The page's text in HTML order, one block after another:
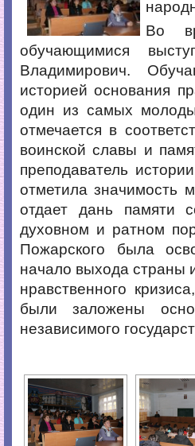
Во
обучающимися
Владимирович.
историей основания
один из самых
отмечается в
воинской славы и
преподаватель
отметила значимость
отдает дань памяти
духовном и ратном
Пожарского была
начало выхода страны
нравственного
были заложены
независимого